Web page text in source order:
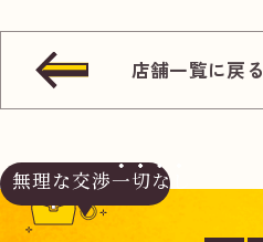
店舗一覧に戻る
無理な交渉一切なし